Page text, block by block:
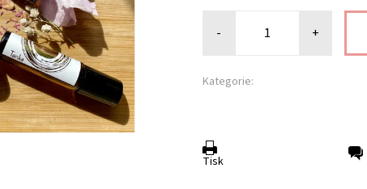
- +
Kategorie:
Tisk